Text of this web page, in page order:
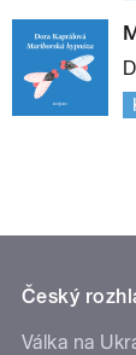
Český
Válka na